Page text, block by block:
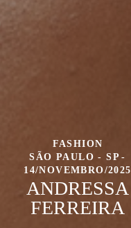
FASHION
SÃO PAULO - SP
14/NOVEMBRO/2025
ANDRESSA
FERREIRA